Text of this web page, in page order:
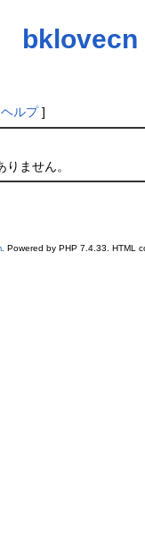
bklovecn
ヘルプ]
ません。
. Powered by PHP 7.4.33. HTML